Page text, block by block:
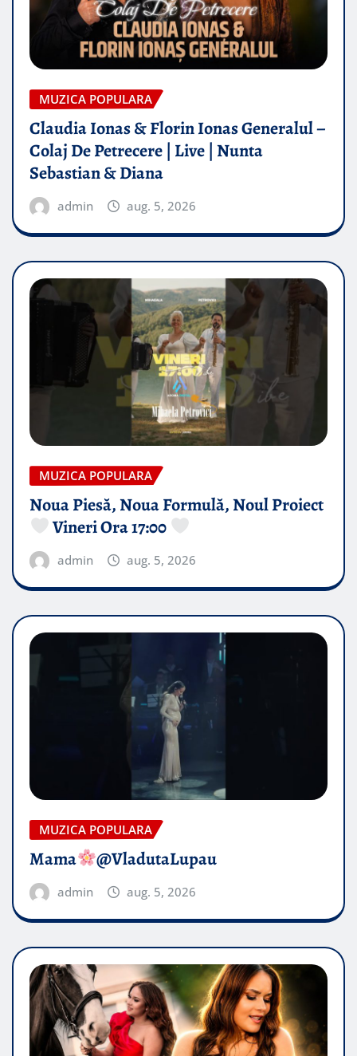
MUZICA POPULARA
Claudia Ionas & Florin Ionas Generalul –
Colaj De Petrecere | Live | Nunta
Sebastian & Diana
admin aug. 5, 2026
MUZICA POPULARA
Noua Piesă, Noua Formulă, Noul Proiect
Vineri Ora 17:00
admin aug. 5, 2026
MUZICA POPULARA
Mama @VladutaLupau
admin aug. 5, 2026